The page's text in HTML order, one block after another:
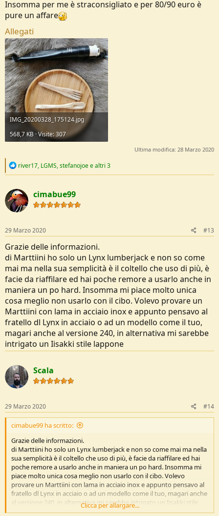
Insomma per me è straconsigliato e per 80/90 euro è
pure un affare
Allegati
IMG_20200328_175124.jpg
568,7 KB · Visite: 307
Ultima modifica: 28 Marzo 2020
R
c
t
i
o
s
:
river17, LGMS,stefanojoee altri 3
cimabue99
29 Marzo 2020 #13
Grazie delle informazioni.
di Marttiini ho solo un Lynx lumberjack e non so come
mai ma nella sua semplicità è il coltello che uso di più, è
facie da riaffilare ed hai poche remore a usarlo anche in
maniera un po hard. Insomma mi piace molto unica
cosa meglio non usarlo con il cibo. Volevo provare un
Marttiini con lama in acciaio inox e appunto pensavo al
fratello dl Lynx in acciaio o ad un modello come il tuo,
magari anche al versione 240, in alternativa mi sarebbe
intrigato un Iisakki stile lappone
Scala
29 Marzo 2020 #14
cimabue99 ha scritto:
Grazie delle informazioni.
di Marttiini ho solo un Lynx lumberjack e non so come mai ma nella
sua semplicità è il coltello che uso di più, è facie da riaffilare ed hai
poche remore a usarlo anche in maniera un po hard. Insomma mi
piace molto unica cosa meglio non usarlo con il cibo. Volevo
provare un Marttiini con lama in acciaio inox e appunto pensavo al
fratello dl Lynx in acciaio o ad un modello come il tuo, magari anche
al versione 240, in alternativa mi sarebbe intrigato un Iisakki stile
lappone
Clicca per allargare...